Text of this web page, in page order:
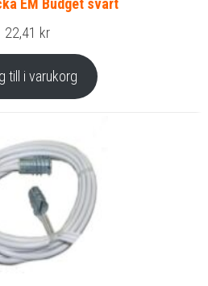
EM Budget svart
22,41 kr
till i varukorg